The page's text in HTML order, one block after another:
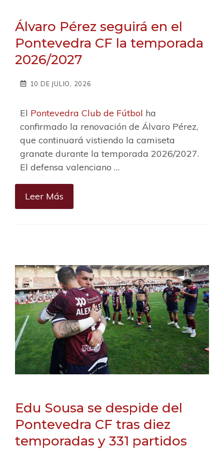
Álvaro Pérez seguirá en el
Pontevedra CF la temporada
2026/2027
10 DE JULIO, 2026
El Pontevedra Club de Fútbol ha
confirmado la renovación de Álvaro Pérez,
que continuará vistiendo la camiseta
granate durante la temporada 2026/2027.
El defensa valenciano …
Leer Más
Edu Sousa se despide del
Pontevedra CF tras diez
temporadas y 331 partidos